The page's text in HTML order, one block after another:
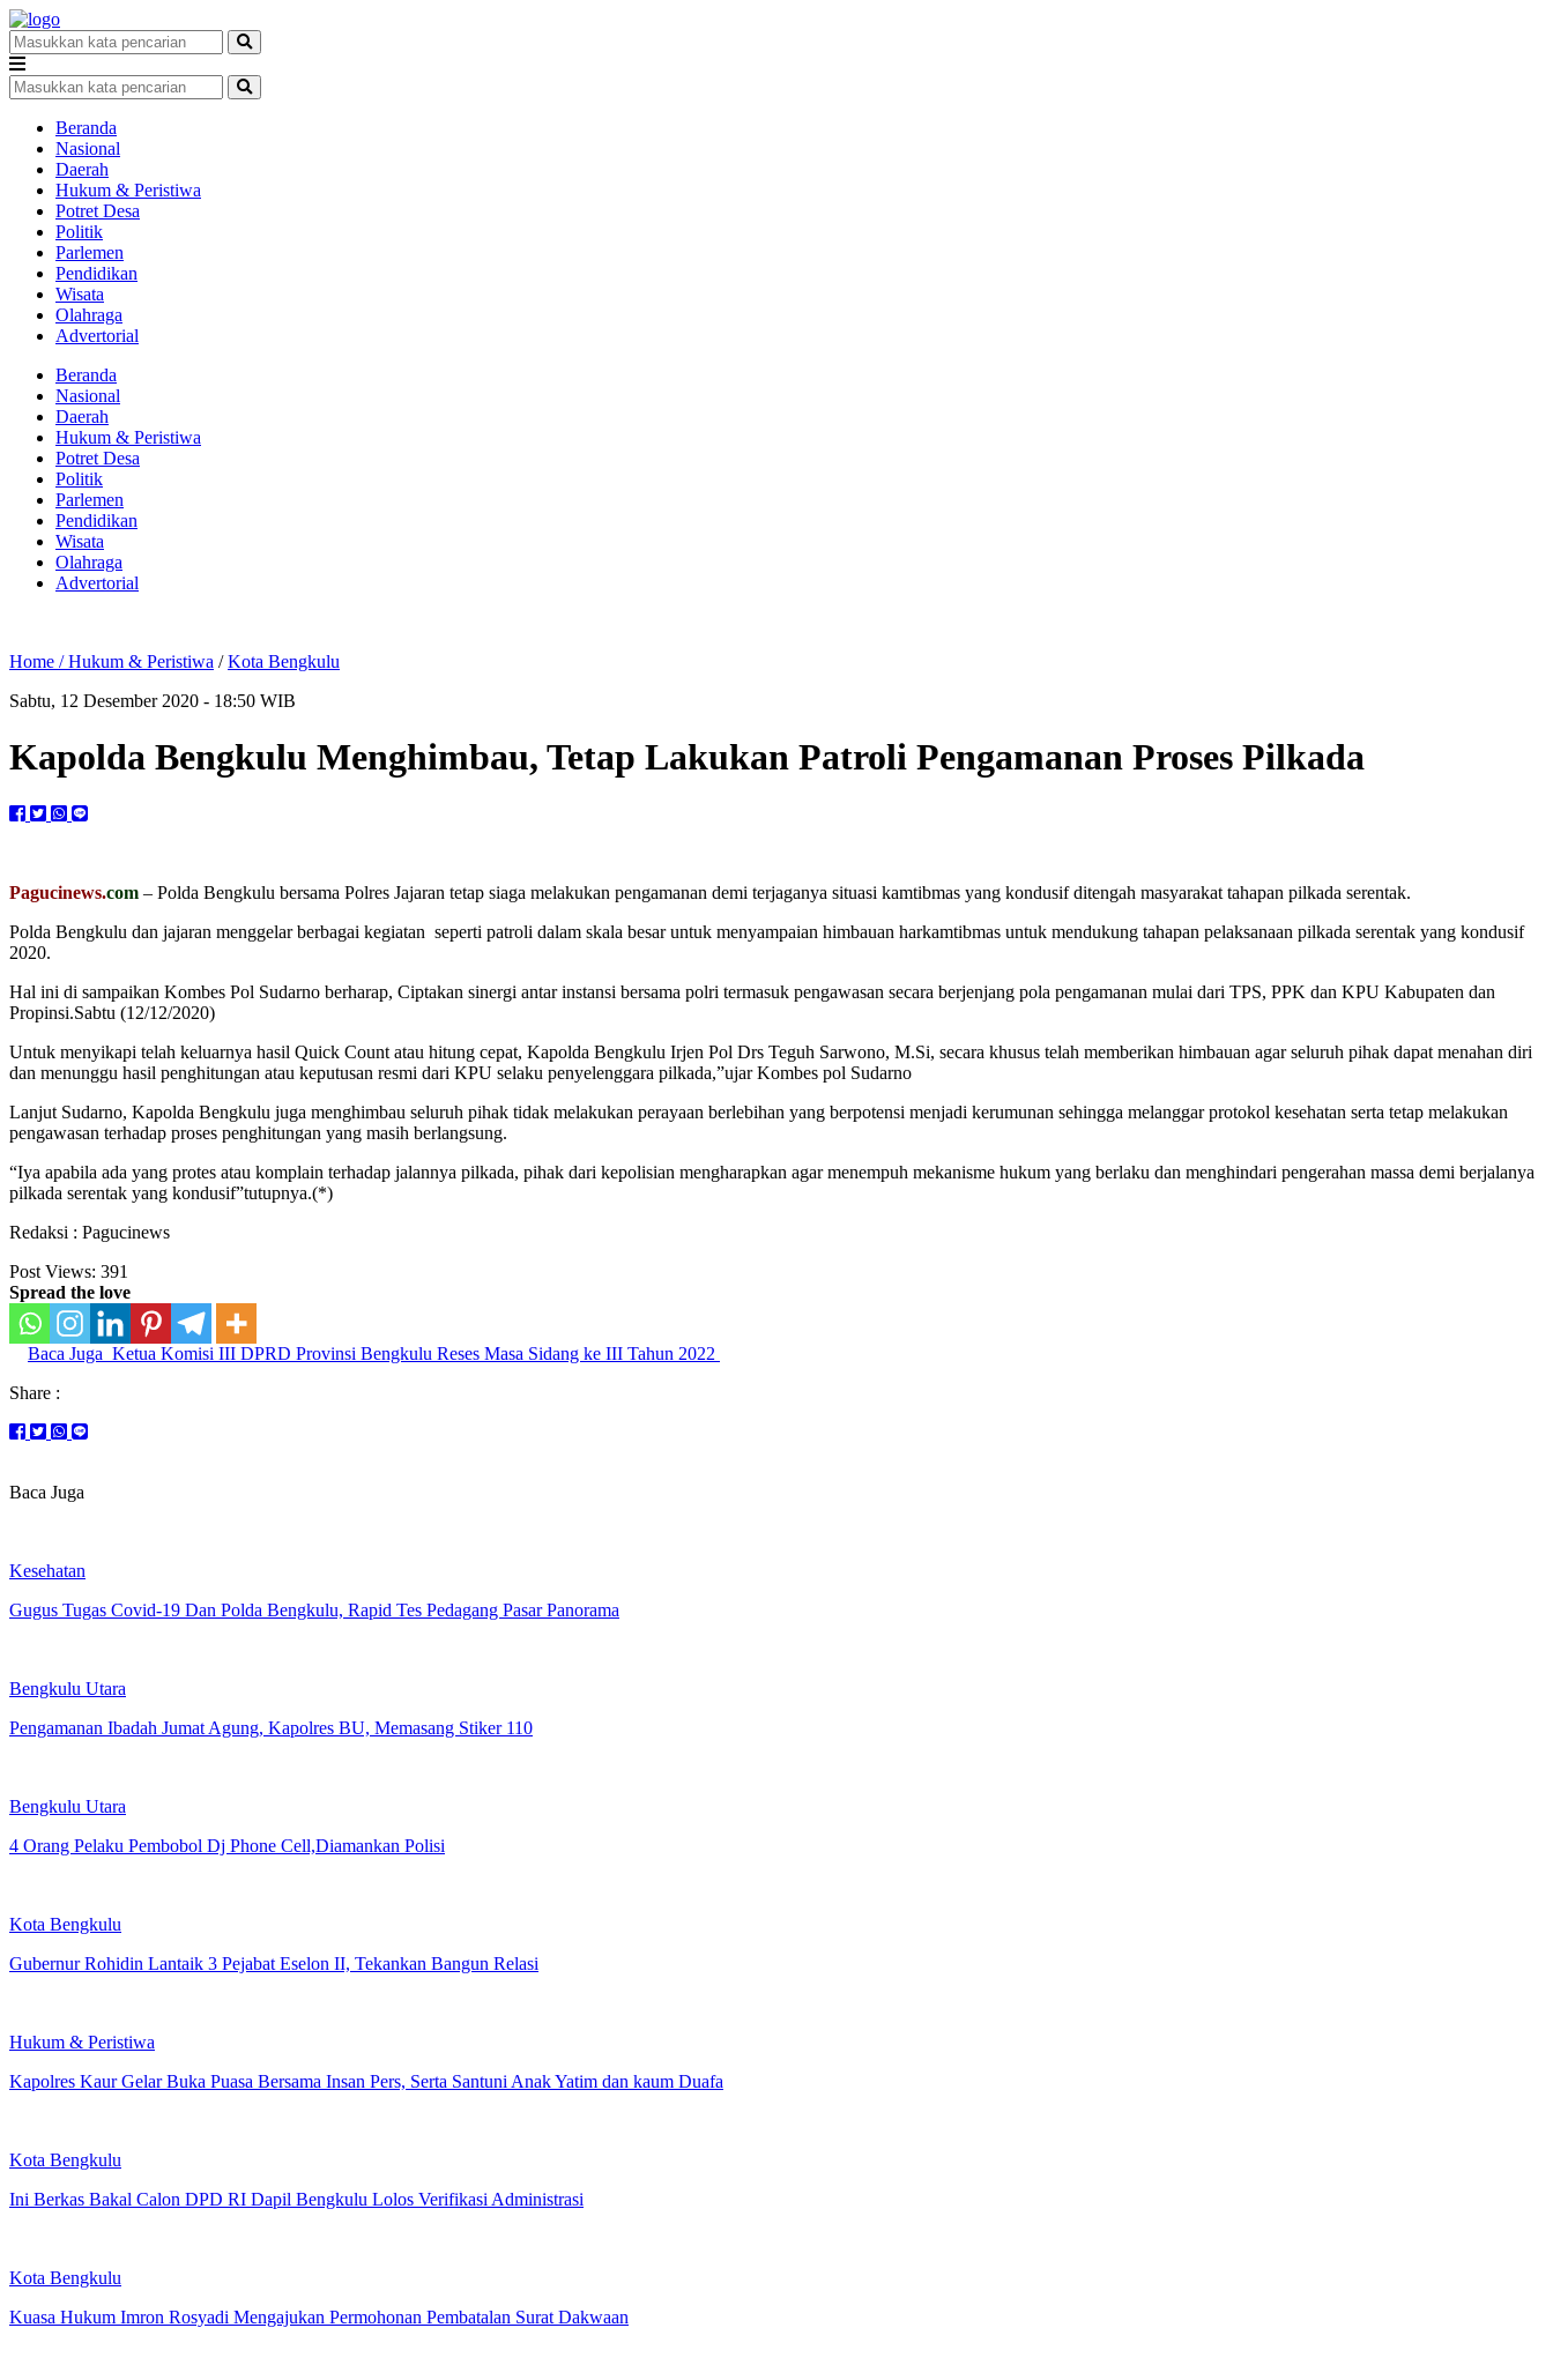
Beranda
Nasional
Daerah
Hukum & Peristiwa
Potret Desa
Politik
Parlemen
Pendidikan
Wisata
Olahraga
Advertorial
Beranda
Nasional
Daerah
Hukum & Peristiwa
Potret Desa
Politik
Parlemen
Pendidikan
Wisata
Olahraga
Advertorial
Home /Hukum & Peristiwa /Kota Bengkulu
Sabtu, 12 Desember 2020 - 18:50 WIB
Kapolda Bengkulu Menghimbau, Tetap Lakukan Patroli Pengamanan Proses Pilkada
Pagucinews.com – Polda Bengkulu bersama Polres Jajaran tetap siaga melakukan pengamanan demi terjaganya situasi kamtibmas yang kondusif ditengah masyarakat tahapan pilkada serentak.
Polda Bengkulu dan jajaran menggelar berbagai kegiatan seperti patroli dalam skala besar untuk menyampaian himbauan harkamtibmas untuk mendukung tahapan pelaksanaan pilkada serentak yang kondusif
2020.
Hal ini di sampaikan Kombes Pol Sudarno berharap, Ciptakan sinergi antar instansi bersama polri termasuk pengawasan secara berjenjang pola pengamanan mulai dari TPS, PPK dan KPU Kabupaten dan
Propinsi.Sabtu (12/12/2020)
Untuk menyikapi telah keluarnya hasil Quick Count atau hitung cepat, Kapolda Bengkulu Irjen Pol Drs Teguh Sarwono, M.Si, secara khusus telah memberikan himbauan agar seluruh pihak dapat menahan diri
dan menunggu hasil penghitungan atau keputusan resmi dari KPU selaku penyelenggara pilkada,”ujar Kombes pol Sudarno
Lanjut Sudarno, Kapolda Bengkulu juga menghimbau seluruh pihak tidak melakukan perayaan berlebihan yang berpotensi menjadi kerumunan sehingga melanggar protokol kesehatan serta tetap melakukan
pengawasan terhadap proses penghitungan yang masih berlangsung.
“Iya apabila ada yang protes atau komplain terhadap jalannya pilkada, pihak dari kepolisian mengharapkan agar menempuh mekanisme hukum yang berlaku dan menghindari pengerahan massa demi berjalanya
pilkada serentak yang kondusif”tutupnya.(*)
Redaksi : Pagucinews
Post Views: 391
Spread the love
Baca Juga Ketua Komisi III DPRD Provinsi Bengkulu Reses Masa Sidang ke III Tahun 2022
Share :
Baca Juga
Kesehatan
Gugus Tugas Covid-19 Dan Polda Bengkulu, Rapid Tes Pedagang Pasar Panorama
Bengkulu Utara
Pengamanan Ibadah Jumat Agung, Kapolres BU, Memasang Stiker 110
Bengkulu Utara
4 Orang Pelaku Pembobol Dj Phone Cell,Diamankan Polisi
Kota Bengkulu
Gubernur Rohidin Lantaik 3 Pejabat Eselon II, Tekankan Bangun Relasi
Hukum & Peristiwa
Kapolres Kaur Gelar Buka Puasa Bersama Insan Pers, Serta Santuni Anak Yatim dan kaum Duafa
Kota Bengkulu
Ini Berkas Bakal Calon DPD RI Dapil Bengkulu Lolos Verifikasi Administrasi
Kota Bengkulu
Kuasa Hukum Imron Rosyadi Mengajukan Permohonan Pembatalan Surat Dakwaan